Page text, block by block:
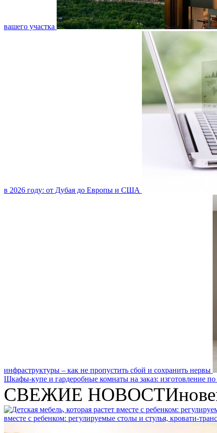
вашего участка
в 2026 году: от Дубая до Европы и США
инфраструктуры – как не пропустить сбой и сохранить нервы
Шкафы-купе и гардеробные комнаты на заказ: изготовление по
СВЕЖИЕ НОВОСТИ
вместе с ребенком: регулируемые столы и стулья, кровати-